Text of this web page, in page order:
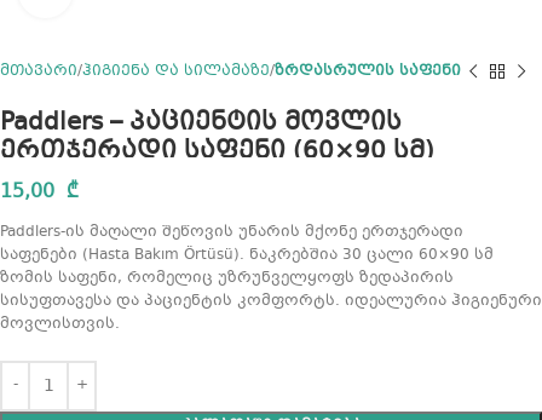
მთავარი ჰიგიენა და სილამაზე ზრდასრულის საფენი
Paddlers – პაციენტის მოვლის
ერთჯერადი საფენი (60×90 სმ)
15,00 ₾
Paddlers-ის მაღალი შეწოვის უნარის მქონე ერთჯერადი
საფენები (Hasta Bakım Örtüsü). ნაკრებშია 30 ცალი 60×90 სმ
ზომის საფენი, რომელიც უზრუნველყოფს ზედაპირის
სისუფთავესა და პაციენტის კომფორტს. იდეალურია ჰიგიენური
მოვლისთვის.